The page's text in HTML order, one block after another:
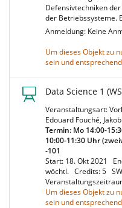
Defensivtechniken
der Betriebssysteme.
Anmeldung: Keine
Um dieses Objekt zu
sein und
Data Science 1
Veranstaltungsart:
Edouard Fouché,
Termin: Mo 14:00-
10:00-11:30 Uhr
-101
Start: 18. Okt 2021
wöchtl. Credits: 5
Um dieses Objekt zu
sein und